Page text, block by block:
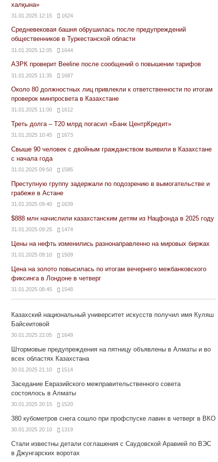
халқына»
31.01.2025 12:15 1624
Средневековая башня обрушилась после предупреждений
общественников в Туркестанской области
31.01.2025 12:05 1644
АЗРК проверит Beeline после сообщений о повышении тарифов
31.01.2025 11:35 1687
Около 80 должностных лиц привлекли к ответственности по итогам
проверок минпросвета в Казахстане
31.01.2025 11:00 1612
Треть долга – Т20 млрд погасил «Банк ЦентрКредит»
31.01.2025 10:45 1673
Свыше 90 человек с двойным гражданством выявили в Казахстане
с начала года
31.01.2025 09:50 1585
Преступную группу задержали по подозрению в вымогательстве и
грабеже в Астане
31.01.2025 09:40 1639
$888 млн начислили казахстанским детям из Нацфонда в 2025 году
31.01.2025 09:25 1474
Цены на нефть изменились разнонаправленно на мировых биржах
31.01.2025 09:10 1509
Цена на золото повысилась по итогам вечернего межбанковского
фиксинга в Лондоне в четверг
31.01.2025 08:45 1548
Казахский национальный университет искусств получил имя Куляш
Байсеитовой
30.01.2025 22:05 1649
Штормовые предупреждения на пятницу объявлены в Алматы и во
всех областях Казахстана
30.01.2025 21:10 1514
Заседание Евразийского межправительственного совета
состоялось в Алматы
30.01.2025 20:15 1520
380 кубометров снега сошло при профспуске лавин в четверг в ВКО
30.01.2025 20:10 1319
Стали известны детали соглашения с Саудовской Аравией по ВЭС
в Джунгарских воротах